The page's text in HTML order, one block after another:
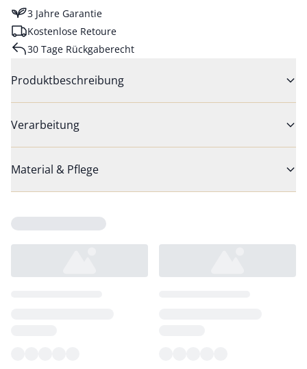
3 Jahre Garantie
Kostenlose Retoure
30 Tage Rückgaberecht
Produktbeschreibung
Verarbeitung
Material & Pflege